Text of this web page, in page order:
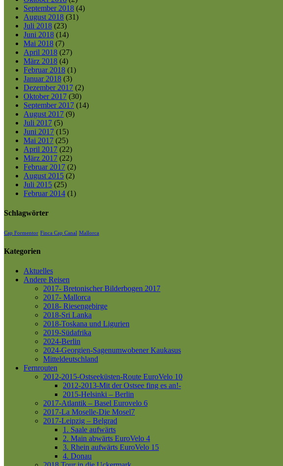
September 2018 (4)
August 2018 (31)
Juli 2018 (23)
Juni 2018 (14)
Mai 2018 (7)
April 2018 (27)
März 2018 (4)
Februar 2018 (1)
Januar 2018 (3)
Dezember 2017 (2)
Oktober 2017 (30)
September 2017 (14)
August 2017 (9)
Juli 2017 (5)
Juni 2017 (15)
Mai 2017 (25)
April 2017 (22)
März 2017 (22)
Februar 2017 (2)
August 2015 (2)
Juli 2015 (25)
Februar 2014 (1)
Schlagwörter
Cap Formentor Finca Cap Canal Mallorca
Kategorien
Aktuelles
Andere Reisen
2017- Bretonischer Bilderbogen 2017
2017- Mallorca
2018- Riesengebirge
2018-Sri Lanka
2018-Toskana und Ligurien
2019-Südafrika
2024-Berlin
2024-Georgien-Sagenumwobener Kaukasus
Mitteldeutschland
Fernrouten
2012-2015-Ostseeküsten-Route EuroVelo 10
2012-2013-Mit der Ostsee fing es an!-
2015-Helsinki – Berlin
2017-Atlantik – Basel Eurovelo 6
2017-La Moselle-Die Mosel7
2017-Leipzig – Belgrad
1. Saale aufwärts
2. Main abwärts EuroVelo 4
3. Rhein aufwärts EuroVelo 15
4. Donau